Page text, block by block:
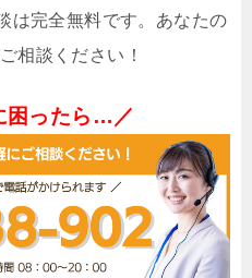
は完全無料です。あなたの
相談ください！
困ったら…／